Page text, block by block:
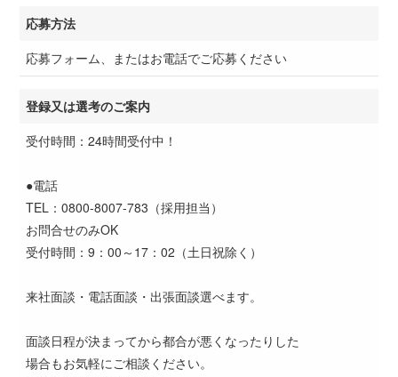
応募方法
応募フォーム、またはお電話でご応募ください
登録又は選考のご案内
受付時間：24時間受付中！
●電話
TEL：0800-8007-783（採用担当）
お問合せのみOK
受付時間：9：00～17：02（土日祝除く）
来社面談・電話面談・出張面談選べます。
面談日程が決まってから都合が悪くなったりした
場合もお気軽にご相談ください。